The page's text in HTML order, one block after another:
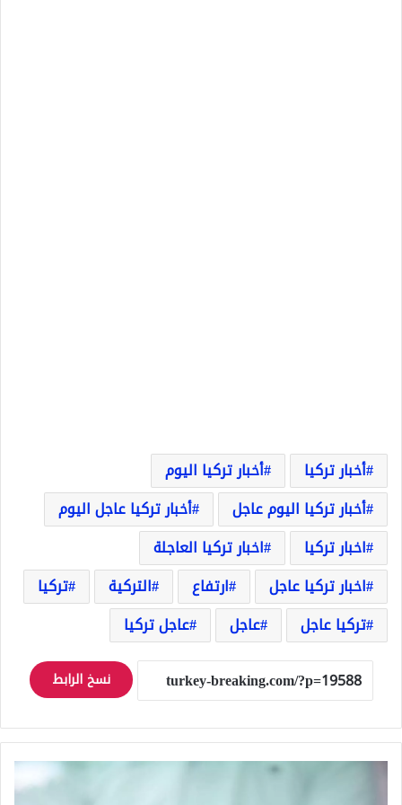
أخبار تركيا
أخبار تركيا اليوم
أخبار تركيا اليوم عاجل
أخبار تركيا عاجل اليوم
اخبار تركيا
اخبار تركيا العاجلة
اخبار تركيا عاجل
ارتفاع التركية
تركيا
تركيا عاجل
عاجل عاجل تركيا
نسخ الرابط